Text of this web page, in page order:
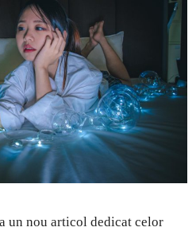
un nou articol dedicat celor